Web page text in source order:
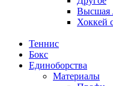
Высшая
Хоккей
Теннис
Бокс
Единоборства
Материалы